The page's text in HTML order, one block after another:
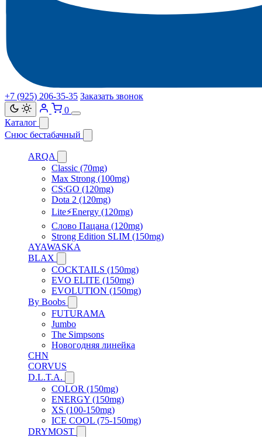
+7 (925) 206‑35‑35 Заказать звонок
0
Каталог
Снюс бестабачный
ARQA
Classic (70mg)
Max Strong (100mg)
CS:GO (120mg)
Dota 2 (120mg)
Lite⚡Energy (120mg)
Слово Пацана (120mg)
Strong Edition SLIM (150mg)
AYAWASKA
BLAX
COCKTAILS (150mg)
EVO ELITE (150mg)
EVOLUTION (150mg)
By Boobs
FUTURAMA
Jumbo
The Simpsons
Новогодняя линейка
CHN
CORVUS
D.L.T.A.
COLOR (150mg)
ENERGY (150mg)
XS (100-150mg)
ICE COOL (75-150mg)
DRYMOST